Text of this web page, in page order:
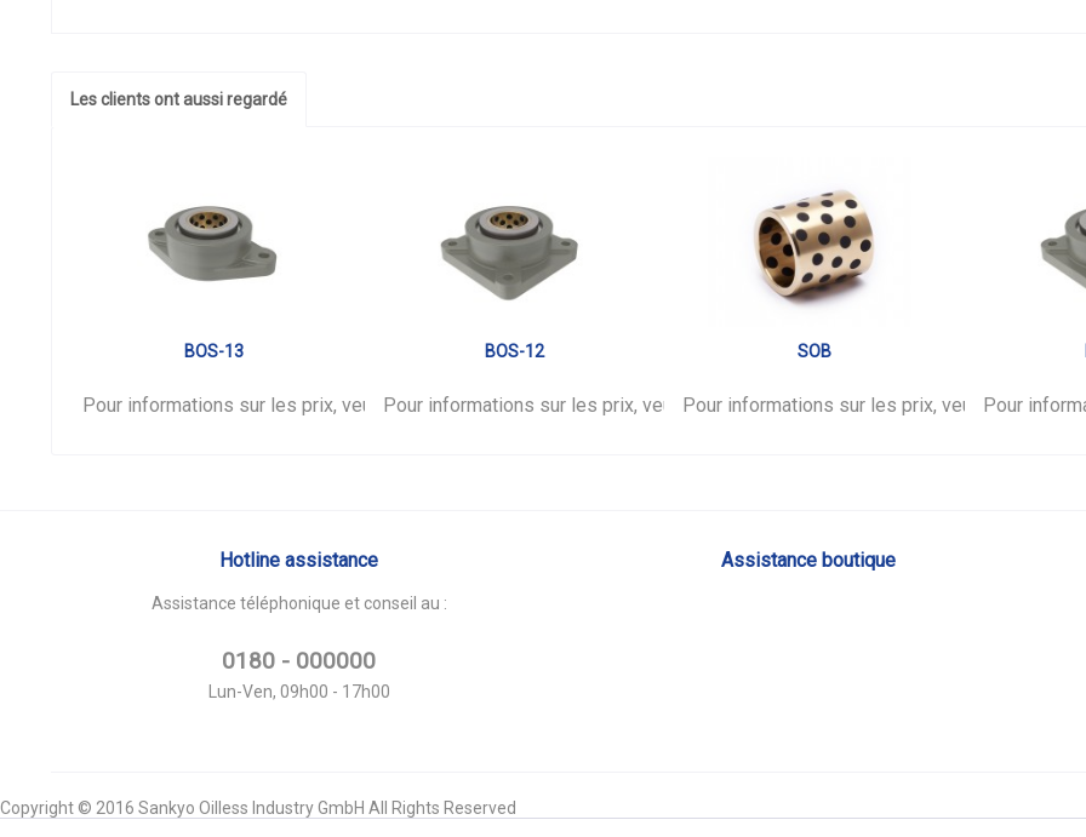
Les clients ont aussi regardé
BOS-13
Pour informations sur les prix, veuillez vousconnecter.
BOS-12
Pour informations sur les prix, veuillez vousconnecter.
SOB
Pour informations sur les prix, veuillez vous
Pour
Hotline assistance
Assistance téléphonique et conseil au :
0180 - 000000
Lun-Ven, 09h00 - 17h00
Assistance boutique
Copyright © 2016 Sankyo Oilless Industry GmbH All Rights Reserved